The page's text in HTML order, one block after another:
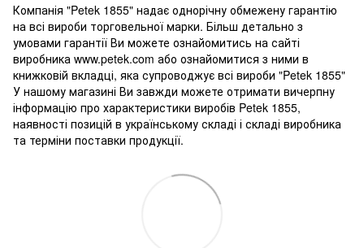
Компанія "Petek 1855" надає однорічну обмежену гарантію
на всі вироби торговельної марки. Більш детально з
умовами гарантії Ви можете ознайомитись на сайті
виробника www.petek.com або ознайомитися з ними в
книжковій вкладці, яка супроводжує всі вироби "Petek 1855"
У нашому магазині Ви завжди можете отримати вичерпну
інформацію про характеристики виробів Petek 1855,
наявності позицій в українському складі і складі виробника
та терміни поставки продукції.